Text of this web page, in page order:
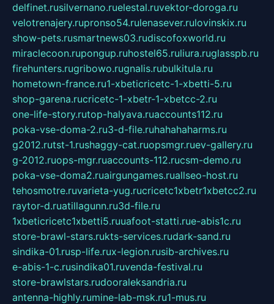
delfinet.rusilvernano.ruelestal.ruvektor-doroga.ru
velotrenajery.rupronso54.rulenasever.rulovinskix.ru
show-pets.rusmartnews03.rudiscofoxworld.ru
miraclecoon.rupongup.ruhostel65.ruliura.ruglasspb.ru
firehunters.rugribowo.rugnalis.rubulkitula.ru
hometown-france.ru1-xbeticricetc-1-xbetti-5.ru
shop-garena.rucricetc-1-xbetr-1-xbetcc-2.ru
one-life-story.rutop-halyava.ruaccounts112.ru
poka-vse-doma-2.ru3-d-file.ruhahahaharms.ru
g2012.rutst-1.rushaggy-cat.ruopsmgr.ruev-gallery.ru
g-2012.ruops-mgr.ruaccounts-112.rucsm-demo.ru
poka-vse-doma2.ruairgungames.ruallseo-host.ru
tehosmotre.ruvarieta-yug.rucricetc1xbetr1xbetcc2.ru
raytor-d.ruatillagunn.ru3d-file.ru
1xbeticricetc1xbetti5.ruuafoot-statti.rue-abis1c.ru
store-brawl-stars.rukts-services.rudark-sand.ru
sindika-01.rusp-life.rux-legion.rusib-archives.ru
e-abis-1-c.rusindika01.ruvenda-festival.ru
store-brawlstars.rudooraleksandria.ru
antenna-highly.rumine-lab-msk.ru1-mus.ru